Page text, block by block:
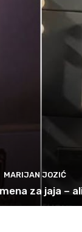
MARIJAN JOZIĆ
za jaja –